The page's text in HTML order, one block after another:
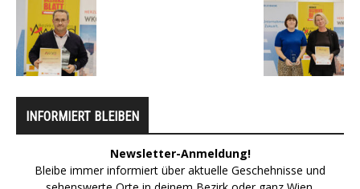
INFORMIERT BLEIBEN
Newsletter-Anmeldung!
Bleibe immer informiert über aktuelle Geschehnisse und